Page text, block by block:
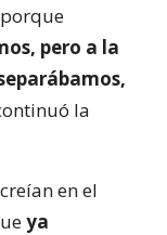
pero a la
la
en el
ya